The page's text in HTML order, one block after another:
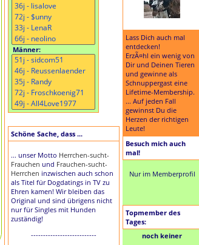
Männer:
Schöne Sache, dass ...
... unser Motto Herrchen-sucht-
Frauchen und Frauchen-sucht-
Herrchen inzwischen auch schon
als Titel für Dogdatings in TV zu
Ehren kamen! Wir bleiben das
Original und sind übrigens nicht
nur für Singles mit Hunden
zuständig!
---------------------------
Lass Dich auch mal
entdecken!
ErzÃ¤hl ein wenig von
Dir und Deinen Tieren
und gewinne als
Schnuppergast eine
Lifetime-Membership.
... Auf jeden Fall
gewinnst Du die
Herzen der richtigen
Leute!
Besuch mich auch
mal!
Nur im Memberprofil
Topmember des
Tages:
noch keiner